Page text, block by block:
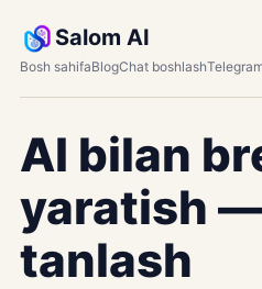
Salom AI
Bosh sahifaBlogChat boshlash
AI bilan
yaratish
tanlash